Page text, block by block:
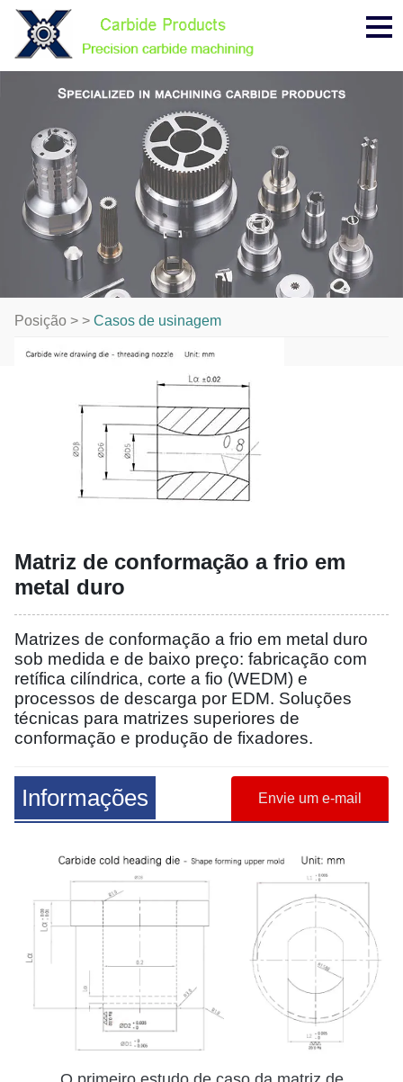
Posição > > Casos de usinagem
Matriz de conformação a frio em
metal duro
Matrizes de conformação a frio em metal duro
sob medida e de baixo preço: fabricação com
retífica cilíndrica, corte a fio (WEDM) e
processos de descarga por EDM. Soluções
técnicas para matrizes superiores de
conformação e produção de fixadores.
Informações Envie um e-mail